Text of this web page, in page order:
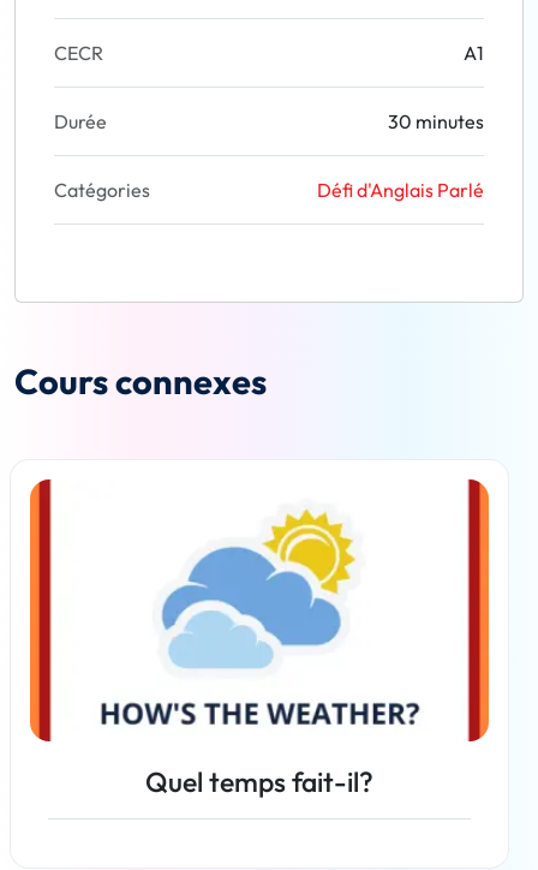
CECR A1
Durée 30 minutes
Catégories Défi d'Anglais Parlé
Cours connexes
Quel temps fait-il?